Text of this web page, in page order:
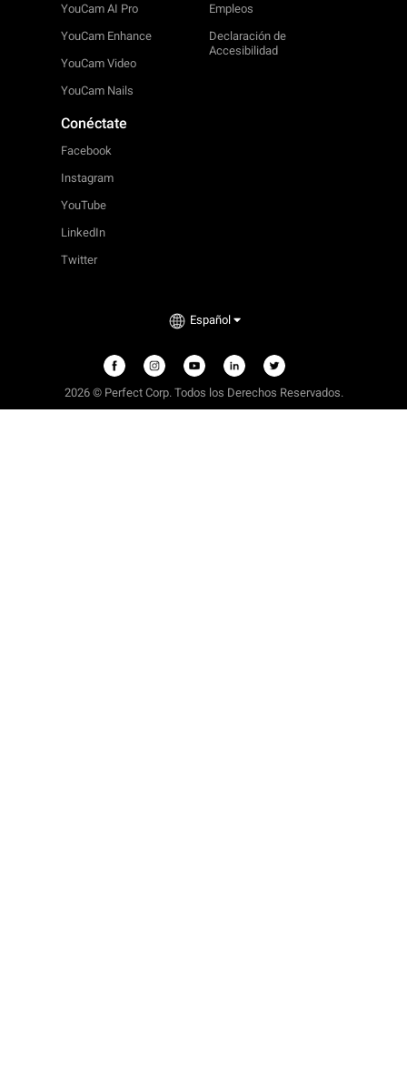
YouCam AI Pro
YouCam Enhance
YouCam Video
YouCam Nails
Empleos
Declaración de
Accesibilidad
Conéctate
Facebook
Instagram
YouTube
LinkedIn
Twitter
Español
2026 © Perfect Corp. Todos los Derechos Reservados.